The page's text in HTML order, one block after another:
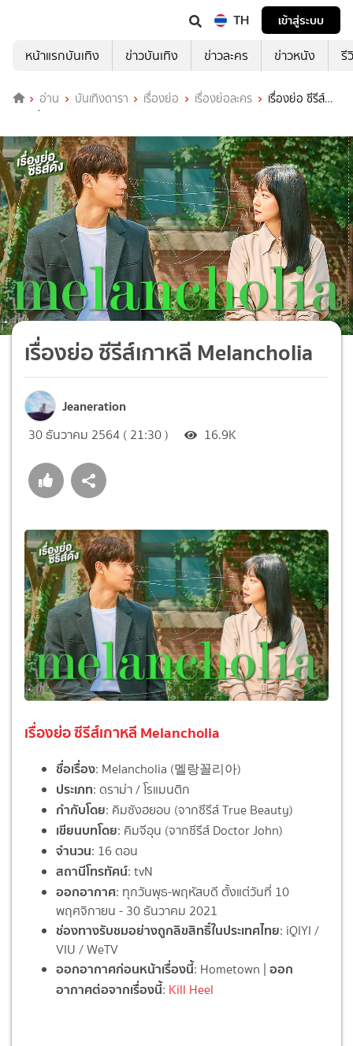
TH
เข้าสู่ระบบ
หน้าแรกบันเทิง
ข่าวบันเทิง ข่าวละคร ข่าวหนัง รี
อ่าน บันเทิงดารา เรื่องย่อ เรื่องย่อละคร
เรื่องย่อ ซีรีส์
เกาหลี Melancholia
เรื่องย่อ ซีรีส์เกาหลี Melancholia
Jeaneration
30 ธันวาคม 2564 ( 21:30 ) 16.9K
เรื่องย่อ ซีรีส์เกาหลี Melancholia
ชื่อเรื่อง: Melancholia (멜랑꼴리아)
ประเภท: ดราม่า / โรแมนติก
กำกับโดย: คิมซังฮยอบ (จากซีรีส์ True Beauty)
เขียนบทโดย: คิมจีอุน (จากซีรีส์ Doctor John)
จำนวน: 16 ตอน
สถานีโทรทัศน์: tvN
ออกอากาศ: ทุกวันพุธ-พฤหัสบดี ตั้งแต่วันที่ 10
พฤศจิกายน - 30 ธันวาคม 2021
ช่องทางรับชมอย่างถูกลิขสิทธิ์ในประเทศไทย: iQIYI /
VIU / WeTV
ออกอากาศก่อนหน้าเรื่องนี้: Hometown | ออก
อากาศต่อจากเรื่องนี้: Kill Heel